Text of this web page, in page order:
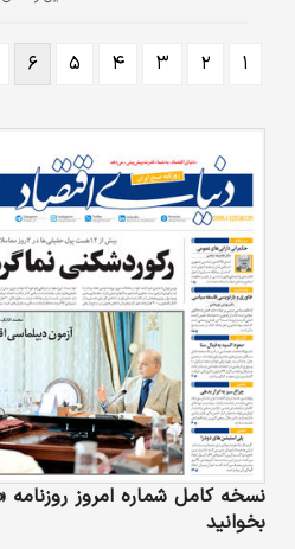
۱ ۲ ۳ ۴ ۵ ۶
نسخه کامل شماره امروز روزنامه
بخوانید